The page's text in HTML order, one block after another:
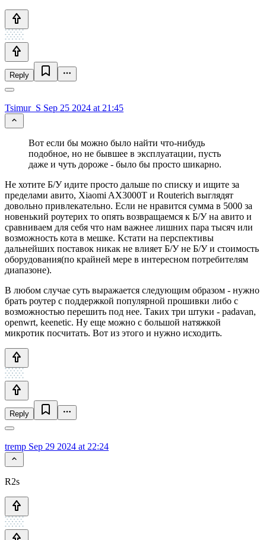
Reply
Tsimur_S Sep 25 2024 at 21:45
Вот если бы можно было найти что-нибудь
подобное, но не бывшее в эксплуатации, пусть
даже и чуть дороже - было бы просто шикарно.
Не хотите Б/У идите просто дальше по списку и ищите за
пределами авито, Xiaomi AX3000T и Routerich выглядят
довольно привлекательно. Если не нравится сумма в 5000 за
новенький роутерих то опять возвращаемся к Б/У на авито и
сравниваем для себя что нам важнее лишних пара тысяч или
возможность кота в мешке. Кстати на перспективы
дальнейших поставок никак не влияет Б/У не Б/У и стоимость
оборудования(по крайней мере в интересном потребителям
диапазоне).
В любом случае суть выражается следующим образом - нужно
брать роутер с поддержкой популярной прошивки либо с
возможностью перешить под нее. Таких три штуки - padavan,
openwrt, keenetic. Ну еще можно с большой натяжкой
микротик посчитать. Вот из этого и нужно исходить.
Reply
tremp Sep 29 2024 at 22:24
R2s